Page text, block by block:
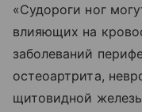
«Судороги ног
влияющих на
заболеваний
остеоартрита,
щитовидной